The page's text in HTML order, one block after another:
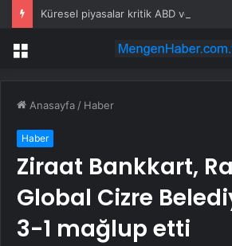
Küresel piyasalar kritik ABD verisine
Menü
Anasayfa / Haber
Haber
Ziraat Bankkart,
Global Cizre
3-1 mağlup etti